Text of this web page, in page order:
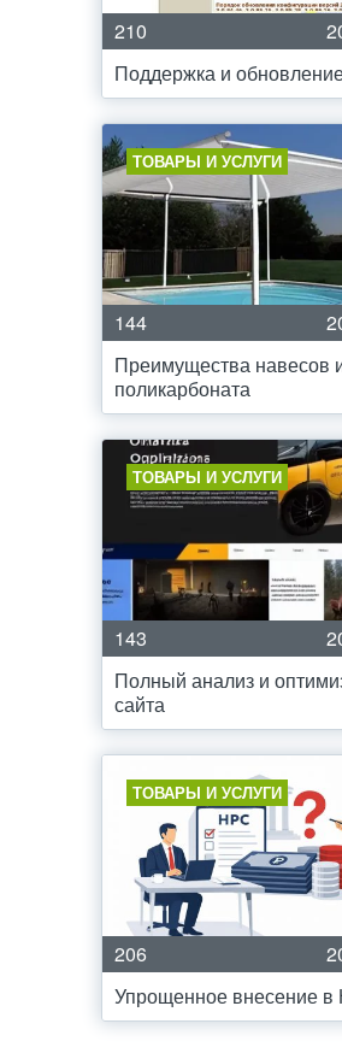
210
Поддержка и
ТОВАРЫ И УСЛУГИ
144
Преимущества навесов
поликарбоната
ТОВАРЫ И УСЛУГИ
143
Полный анализ и
сайта
ТОВАРЫ И УСЛУГИ
206
Упрощенное внесение